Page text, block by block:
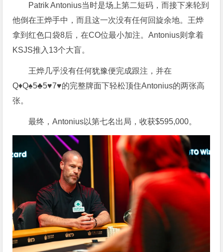
Patrik Antonius当时是场上第二短码，而接下来轮到
他倒在王烨手中，而且这一次没有任何回旋余地。王烨
拿到红色口袋8后，在CO位最小加注。Antonius则拿着
KSJS推入13个大盲。
王烨几乎没有任何犹豫便完成跟注，并在
Q♦Q♠5♣5♥7♥的完整牌面下轻松顶住Antonius的两张高
张。
最终，Antonius以第七名出局，收获$595,000。